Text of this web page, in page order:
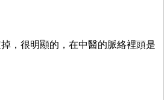
，很明顯的，在中醫的脈絡裡頭是